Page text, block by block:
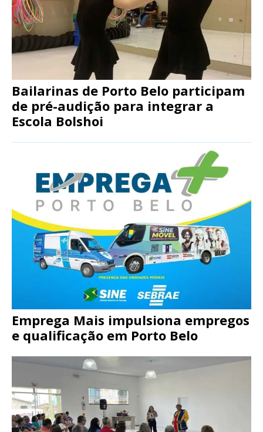
Bailarinas de Porto Belo participam
de pré-audição para integrar a
Escola Bolshoi
Emprega Mais impulsiona empregos
e qualificação em Porto Belo